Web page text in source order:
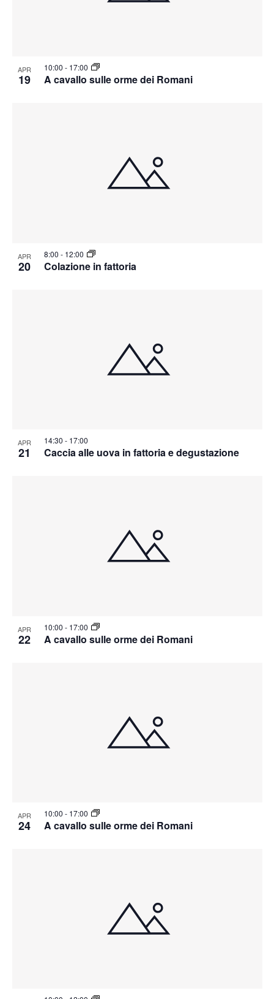
APR
19 A cavallo sulle orme dei Romani
10:00 - 17:00
APR
20 Colazione in fattoria
8:00 - 12:00
APR
21 Caccia alle uova in fattoria e degustazione
14:30 - 17:00
APR
22 A cavallo sulle orme dei Romani
10:00 - 17:00
APR
24 A cavallo sulle orme dei Romani
10:00 - 17:00